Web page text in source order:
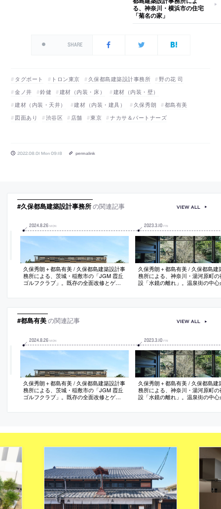
る、神奈川・横浜市の住宅
「菊名の家」
SHARE
タグボート トロン東京 久保都島建築設計事務所
野の花 司
金ノ井
鈴健 建材（内装・床）
建材（内装・壁）
建材（内装・天井）
建材（内装・建具） 久保秀朗
都島有美
図面あり
渋谷区 店舗 東京 ナカサ＆パートナーズ
2022.08.01 Mon 09:18 permalink
#久保都島建築設計事務所の関連記事
2024.8.26 MON
久保秀朗＋都島有美 / 久保都島建築設計事
務所による、茨城・稲敷市の「JGM 霞丘
ゴルフクラブ」。既存の全面改修とゲー
ーズへの応答を目指し、曲線で繋がる“大
る建築を考案。内部でも曲面を多用し
て“柔らかさ”を空間にまとわせる
2023.3.10 FRI
久保秀朗＋都島有美 / 久保都島建
務所による、神奈川・湯河原町の
設「水鏡の離れ」。温泉街の中心
大限生かす”在り方を目指し、周
面構成を考案。仕上げや設備等も
VIEW ALL
#都島有美の関連記事
2024.8.26 MON
久保秀朗＋都島有美 / 久保都島建築設計事
務所による、茨城・稲敷市の「JGM 霞丘
ゴルフクラブ」。既存の全面改修とゲー
ーズへの応答を目指し、曲線で繋がる“大
て“柔らかさ”を空間にまとわせる
2023.3.10 FRI
久保秀朗＋都島有美 / 久保都島建
務所による、神奈川・湯河原町の
設「水鏡の離れ」。温泉街の中心
大限生かす”在り方を目指し、周
色を際立たせるよう選定
VIEW ALL